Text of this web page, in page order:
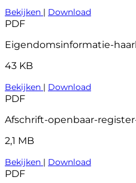
Bekijken | Download
PDF
Eigendomsinformatie-
43 KB
Bekijken | Download
PDF
2,1 MB
Bekijken | Download
PDF